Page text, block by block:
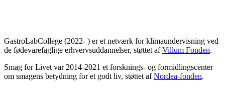
GastroLabCollege (2022- ) er et netværk for klimaundervisning ved
de fødevarefaglige erhvervsuddannelser, støttet afVillum Fonden.
Smag for Livet var 2014-2021 et forsknings- og formidlingscenter
om smagens betydning for et godt liv, støttet afNordea-fonden.